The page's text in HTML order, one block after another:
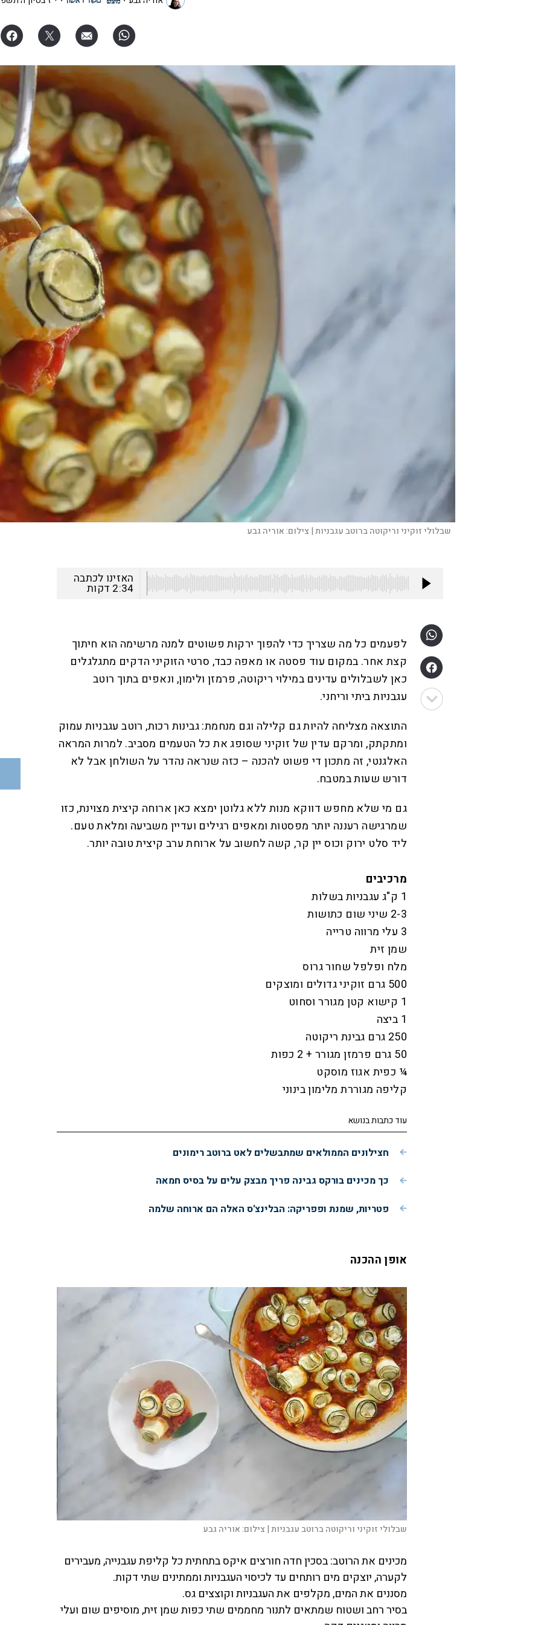
שבלולי זוקיני וריקוטה ברוטב עגבניות | צילום:אוריה גבע
האזינו לכתבה
2:34 דקות
לפעמים כל מה שצריך כדי להפוך ירקות פשוטים למנה מרשימה הוא חיתוך
קצת אחר. במקום עוד פסטה או מאפה כבד, סרטי הזוקיני הדקים מתגלגלים
כאן לשבלולים עדינים במילוי ריקוטה, פרמזן ולימון, ונאפים בתוך רוטב
עגבניות ביתי וריחני.
התוצאה מצליחה להיות גם קלילה וגם מנחמת: גבינות רכות, רוטב עגבניות עמוק
ומתקתק, ומרקם עדין של זוקיני שסופג את כל הטעמים מסביב. למרות המראה
האלגנטי, זה מתכון די פשוט להכנה – כזה שנראה נהדר על השולחן אבל לא
דורש שעות במטבח.
גם מי שלא מחפש דווקא מנות ללא גלוטן ימצא כאן ארוחה קיצית מצוינת, כזו
שמרגישה רעננה יותר מפסטות ומאפים רגילים ועדיין משביעה ומלאת טעם.
ליד סלט ירוק וכוס יין קר, קשה לחשוב על ארוחת ערב קיצית טובה יותר.
מרכיבים
1 ק"ג עגבניות בשלות
2-3 שיני שום כתושות
3 עלי מרווה טרייה
שמן זית
מלח ופלפל שחור גרוס
500 גרם זוקיני גדולים ומוצקים
1 קישוא קטן מגורר וסחוט
1 ביצה
250 גרם גבינת ריקוטה
50 גרם פרמזן מגורר + 2 כפות
¼ כפית אגוז מוסקט
קליפה מגוררת מלימון בינוני
עוד כתבות בנושא
חצילונים הממולאים שמתבשלים לאט ברוטב רימונים
כך מכינים בורקס גבינה פריך מבצק עלים על בסיס חמאה
פטריות, שמנת ופפריקה: הבלינצ'ס האלה הם ארוחה שלמה
אופן ההכנה
שבלולי זוקיני וריקוטה ברוטב עגבניות | צילום:אוריה גבע
מכינים את הרוטב: בסכין חדה חורצים איקס בתחתית כל קליפת עגבנייה, מעבירים
לקערה, יוצקים מים רותחים עד לכיסוי העגבניות וממתינים שתי דקות.
מסננים את המים, מקלפים את העגבניות וקוצצים גס.
בסיר רחב ושטוח שמתאים לתנור מחממים שתי כפות שמן זית, מוסיפים שום ועלי